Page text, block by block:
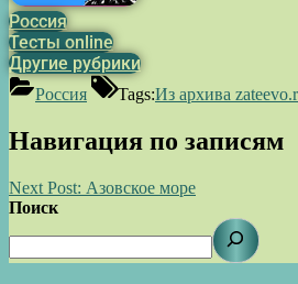
Россия
Тесты online
Другие рубрики
Россия Tags:Из архива
Навигация по записям
Next Post: Азовское море
Поиск